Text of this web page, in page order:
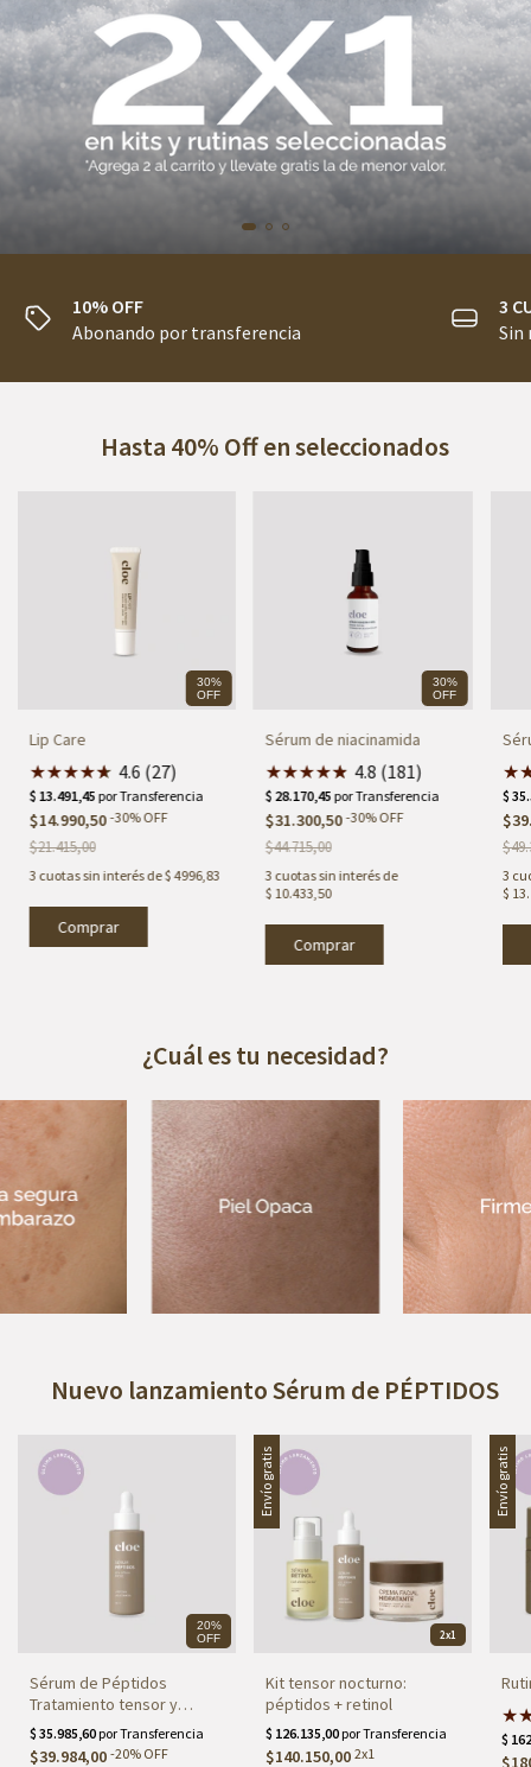
10% OFF
Abonando por transferencia
3
Sin
Hasta 40% Off en seleccionados
30%
OFF
Lip Care
★★★★★
★ 4.6 (27)
$14.990,50-30%OFF
$21.415,00
3 cuotas sin interés de$ 4996,83
30%
OFF
Sérum de niacinamida
★★★★★
★ 4.8 (181)
$31.300,50-30%OFF
$44.715,00
3 cuotas sin interés de
$ 10.433,50
★
3
$
¿Cuál es tu necesidad?
Nuevo lanzamiento Sérum de PÉPTIDOS
20%
OFF
Sérum de Péptidos
Tratamiento tensor y
reafirmante
$39.984,00 -20% OFF
Envío gratis
2x1
Kit tensor nocturno:
péptidos + retinol
$140.150,002x1
Envío gratis
★